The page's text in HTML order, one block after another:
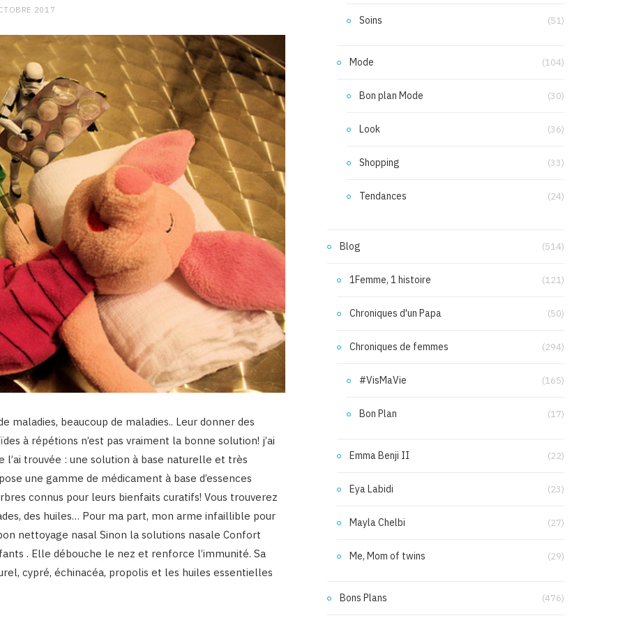
2017
maladies, beaucoup de maladies.. Leur donner des
à répétions n’est pas vraiment la bonne solution! j’ai
trouvée : une solution à base naturelle et très
une gamme de médicament à base d’essences
connus pour leurs bienfaits curatifs! Vous trouverez
des huiles… Pour ma part, mon arme infaillible pour
nettoyage nasal Sinon la solutions nasale Confort
. Elle débouche le nez et renforce l’immunité. Sa
cypré, échinacéa, propolis et les huiles essentielles
Soins (51)
Mode (104)
Bon plan Mode (30)
Look (36)
Shopping (33)
Tendances (24)
Blog (514)
1Femme, 1 histoire (121)
Chroniques d'un Papa (50)
Chroniques de femmes (294)
#VisMaVie (165)
Bon Plan (17)
Emma Benji II (22)
Eya Labidi (23)
Mayla Chelbi (27)
Me, Mom of twins (29)
Bons Plans (476)